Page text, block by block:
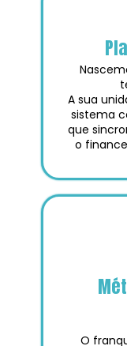
A sua
sistema
que
o